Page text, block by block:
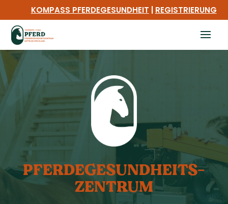
KOMPASS PFERDEGESUNDHEIT REGISTRIERUNG
PFERDE­GESUNDHEITS­
ZENTRUM